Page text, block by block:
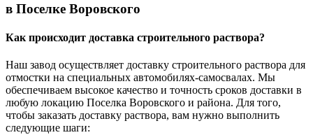
в Поселке Воровского
Как происходит доставка строительного раствора?
Наш завод осуществляет доставку строительного раствора для
отмостки на специальных автомобилях-самосвалах. Мы
обеспечиваем высокое качество и точность сроков доставки в
любую локацию Поселка Воровского и района. Для того,
чтобы заказать доставку раствора, вам нужно выполнить
следующие шаги: